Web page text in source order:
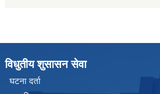
विधुतीय शुसासन सेवा
घटना दर्ता